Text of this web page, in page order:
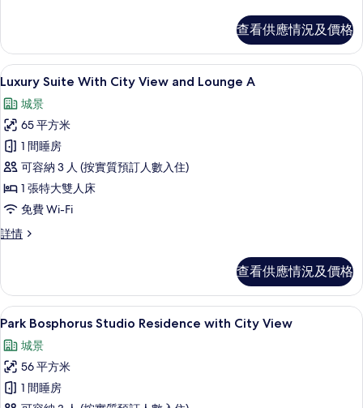
的
相
片
View
Lounge
Access
情
查看供應情況及價格
載
入
所
有
Luxury
Suite
With
City
View
A
的
相
片
Luxury Suite With City View and
6
Luxury Suite With City View and Lounge A
城景
65 平方米
1 間睡房
可容納 3 人 (按實質預訂人數入住)
1 張特大雙人床
免費 Wi-Fi
詳情
Luxury
View
and
Lounge
詳
情
查看供應情況及價格
載
入
所
有
Park
迷你吧、房內夾萬、書桌、遮光窗簾/
6
Park Bosphorus Studio Residence with City View
城景
56 平方米
1 間睡房